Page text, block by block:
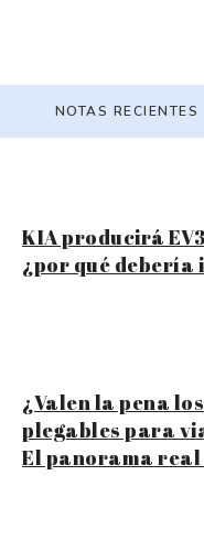
NOTAS RECIENTES
KIA producirá
¿por qué
¿Valen la pena
plegables para
El panorama real